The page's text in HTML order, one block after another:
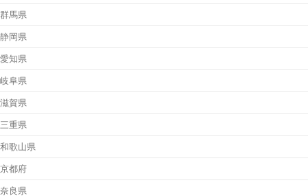
群馬県
静岡県
愛知県
岐阜県
滋賀県
三重県
和歌山県
京都府
奈良県